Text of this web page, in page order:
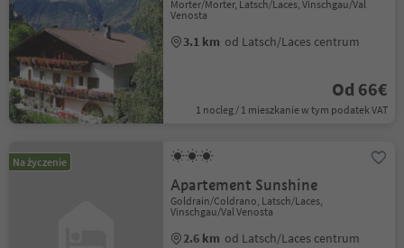
Morter/Morter, Latsch/Laces, Vinschgau/Val
Venosta
3.1 km od Latsch/Laces centrum
Od 66€
1 nocleg / 1 mieszkanie w tym podatek VAT
Na życzenie
Apartement Sunshine
Goldrain/Coldrano, Latsch/Laces,
Vinschgau/Val Venosta
2.6 km od Latsch/Laces centrum